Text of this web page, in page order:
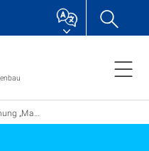
für Universität Stuttgart